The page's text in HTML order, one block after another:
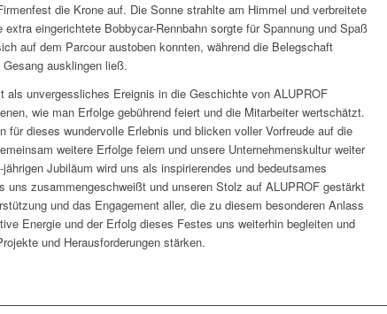
die Krone auf. Die Sonne strahlte am Himmel und verbreitete
eingerichtete Bobbycar-Rennbahn sorgte für Spannung und Spaß
auf dem Parcour austoben konnten, während die Belegschaft
ausklingen ließ.
als unvergessliches Ereignis in die Geschichte von ALUPROF
wie man Erfolge gebührend feiert und die Mitarbeiter wertschätzt.
für dieses wundervolle Erlebnis und blicken voller Vorfreude auf die
weitere Erfolge feiern und unsere Unternehmenskultur weiter
Jubiläum wird uns als inspirierendes und bedeutsames
uns zusammengeschweißt und unseren Stolz auf ALUPROF gestärkt
und das Engagement aller, die zu diesem besonderen Anlass
Energie und der Erfolg dieses Festes uns weiterhin begleiten und
und Herausforderungen stärken.